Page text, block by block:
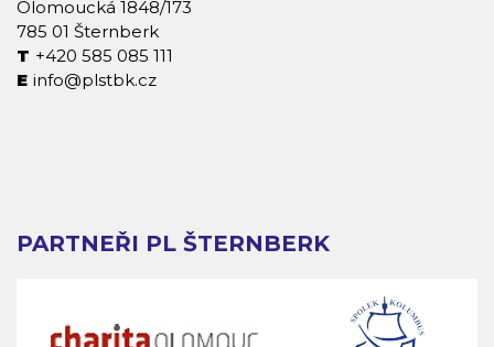
Olomoucká 1848/173
785 01 Šternberk
+420 585 085 111
info@plstbk.cz
PARTNEŘI PL ŠTERNBERK